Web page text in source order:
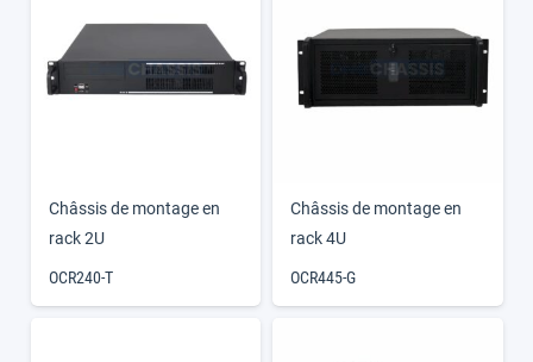
Châssis de montage en
rack 2U
OCR240-T
Châssis de montage en
rack 4U
OCR445-G